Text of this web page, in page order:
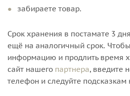
забираете товар.
Срок хранения в постамате 3
ещё на аналогичный срок.
информацию и продлить время
сайт нашего партнера, введите
телефон и следуйте подсказкам